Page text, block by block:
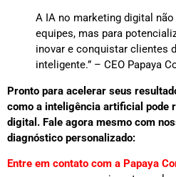
A IA no marketing digital
equipes, mas para
inovar e conquistar clientes
inteligente.” – CEO Papaya
Pronto para acelerar seus
como a inteligência artificial pode
digital. Fale agora mesmo com
diagnóstico personalizado:
Entre em contato com a Papaya